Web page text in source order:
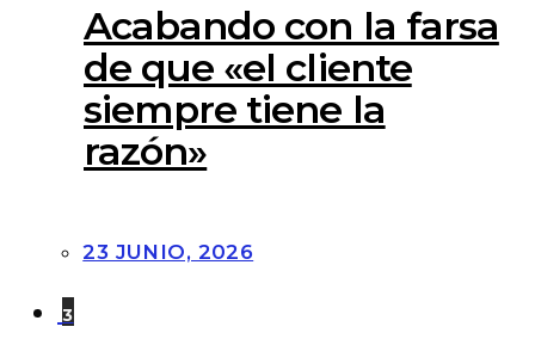
Acabando con la farsa
de que «el cliente
siempre tiene la
razón»
23 JUNIO, 2026
3